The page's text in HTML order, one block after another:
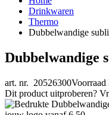
Drinkwaren
Thermo
Dubbelwandige
Dubbelwandige
art. nr. 20526300Voorraad
Dit product uitproberen?